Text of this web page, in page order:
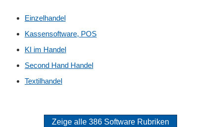
Einzelhandel
Kassensoftware, POS
KI im Handel
Second Hand Handel
Textilhandel
Zeige alle 386 Software Rubriken